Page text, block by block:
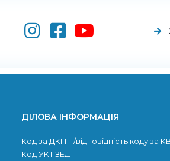
ДІЛОВА ІНФОРМАЦІЯ
Код за ДКПП/відповідність коду за
Код УКТ ЗЕД